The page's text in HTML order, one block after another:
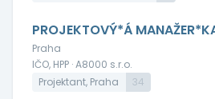
PROJEKTOVÝ*Á
Praha
IČO, HPP · A8000 s.r.o.
Projektant, Praha
34